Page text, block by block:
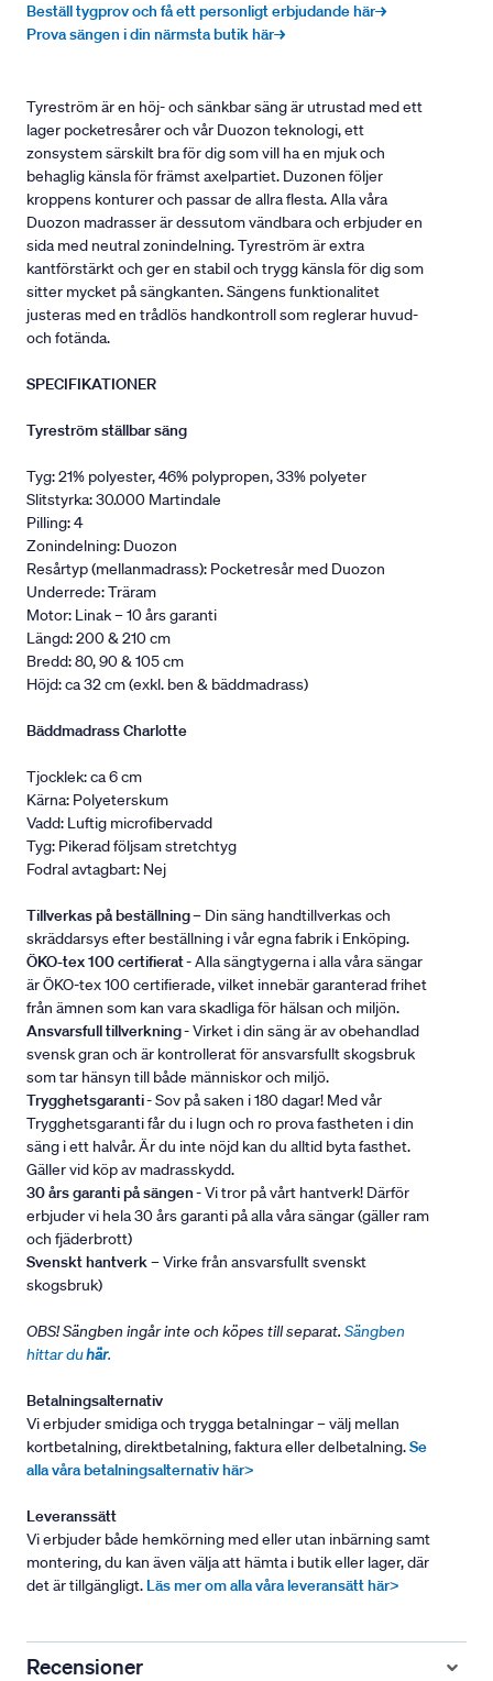
Beställ tygprov och få ett personligt erbjudande här→
Prova sängen i din närmsta butik här→
Tyreström är en höj- och sänkbar säng är utrustad med ett
lager pocketresårer och vår Duozon teknologi, ett
zonsystem särskilt bra för dig som vill ha en mjuk och
behaglig känsla för främst axelpartiet. Duzonen följer
kroppens konturer och passar de allra flesta. Alla våra
Duozon madrasser är dessutom vändbara och erbjuder en
sida med neutral zonindelning. Tyreström är extra
kantförstärkt och ger en stabil och trygg känsla för dig som
sitter mycket på sängkanten. Sängens funktionalitet
justeras med en trådlös handkontroll som reglerar huvud-
och fotända.
SPECIFIKATIONER
Tyreström ställbar säng
Tyg: 21% polyester, 46% polypropen, 33% polyeter
Slitstyrka: 30.000 Martindale
Pilling: 4
Zonindelning: Duozon
Resårtyp (mellanmadrass): Pocketresår med Duozon
Underrede: Träram
Motor: Linak – 10 års garanti
Längd: 200 & 210 cm
Bredd: 80, 90 & 105 cm
Höjd: ca 32 cm (exkl. ben & bäddmadrass)
Bäddmadrass Charlotte
Tjocklek: ca 6 cm
Kärna: Polyeterskum
Vadd: Luftig microfibervadd
Tyg: Pikerad följsam stretchtyg
Fodral avtagbart: Nej
Tillverkas på beställning– Din säng handtillverkas och
skräddarsys efter beställning i vår egna fabrik i Enköping.
ÖKO-tex 100 certifierat- Alla sängtygerna i alla våra sängar
är ÖKO-tex 100 certifierade, vilket innebär garanterad frihet
från ämnen som kan vara skadliga för hälsan och miljön.
Ansvarsfull tillverkning- Virket i din säng är av obehandlad
svensk gran och är kontrollerat för ansvarsfullt skogsbruk
som tar hänsyn till både människor och miljö.
Trygghetsgaranti- Sov på saken i 180 dagar! Med vår
Trygghetsgaranti får du i lugn och ro prova fastheten i din
säng i ett halvår. Är du inte nöjd kan du alltid byta fasthet.
Gäller vid köp av madrasskydd.
30 års garanti på sängen- Vi tror på vårt hantverk! Därför
erbjuder vi hela 30 års garanti på alla våra sängar (gäller ram
och fjäderbrott)
Svenskt hantverk– Virke från ansvarsfullt svenskt
skogsbruk)
OBS! Sängben ingår inte och köpes till separat. Sängben
hittar duhär.
Betalningsalternativ
Vi erbjuder smidiga och trygga betalningar – välj mellan
kortbetalning, direktbetalning, faktura eller delbetalning.Se
alla våra betalningsalternativ här>
Leveranssätt
Vi erbjuder både hemkörning med eller utan inbärning samt
montering, du kan även välja att hämta i butik eller lager, där
det är tillgängligt. Läs mer om alla våra leveransätt här>
Recensioner